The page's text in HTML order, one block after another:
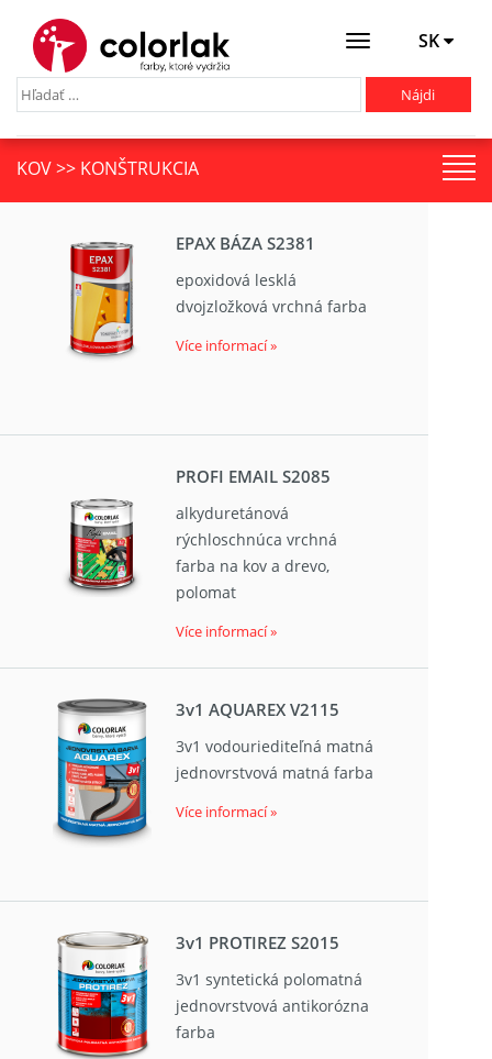
SK
Otevřít
menu
KOV >> KONŠTRUKCIA
EPAX BÁZA S2381
epoxidová lesklá
dvojzložková vrchná farba
Více informací »
PROFI EMAIL S2085
alkyduretánová
rýchloschnúca vrchná
farba na kov a drevo,
polomat
Více informací »
3v1 AQUAREX V2115
3v1 vodouriediteľná matná
jednovrstvová matná farba
Více informací »
3v1 PROTIREZ S2015
3v1 syntetická polomatná
jednovrstvová antikorózna
farba